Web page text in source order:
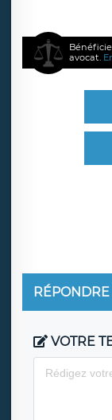
avocat.
RÉPONDRE
VOTRE